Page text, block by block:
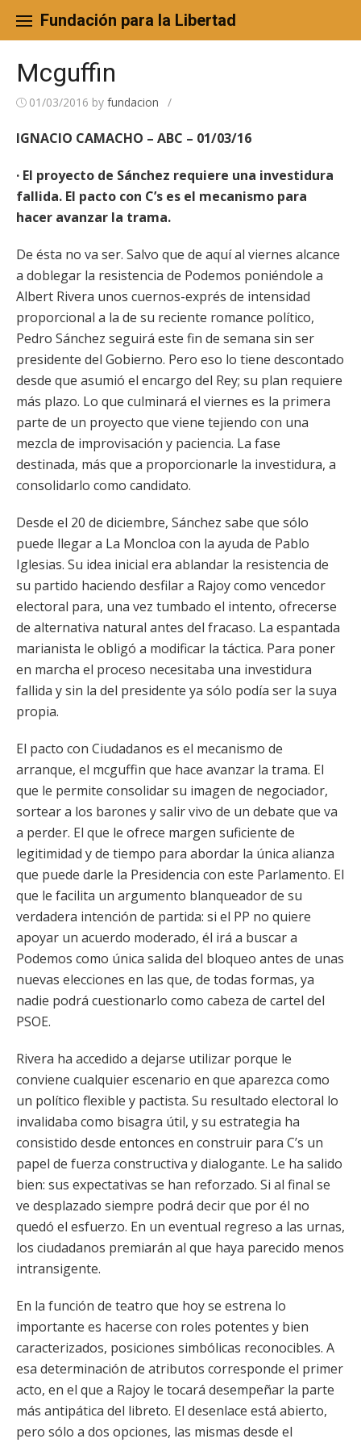
content
Fundación para la Libertad
Mcguffin
01/03/2016 by fundacion /
IGNACIO CAMACHO – ABC – 01/03/16
· El proyecto de Sánchez requiere una investidura
fallida. El pacto con C’s es el mecanismo para
hacer avanzar la trama.
De ésta no va ser. Salvo que de aquí al viernes alcance
a doblegar la resistencia de Podemos poniéndole a
Albert Rivera unos cuernos-exprés de intensidad
proporcional a la de su reciente romance político,
Pedro Sánchez seguirá este fin de semana sin ser
presidente del Gobierno. Pero eso lo tiene descontado
desde que asumió el encargo del Rey; su plan requiere
más plazo. Lo que culminará el viernes es la primera
parte de un proyecto que viene tejiendo con una
mezcla de improvisación y paciencia. La fase
destinada, más que a proporcionarle la investidura, a
consolidarlo como candidato.
Desde el 20 de diciembre, Sánchez sabe que sólo
puede llegar a La Moncloa con la ayuda de Pablo
Iglesias. Su idea inicial era ablandar la resistencia de
su partido haciendo desfilar a Rajoy como vencedor
electoral para, una vez tumbado el intento, ofrecerse
de alternativa natural antes del fracaso. La espantada
marianista le obligó a modificar la táctica. Para poner
en marcha el proceso necesitaba una investidura
fallida y sin la del presidente ya sólo podía ser la suya
propia.
El pacto con Ciudadanos es el mecanismo de
arranque, el mcguffin que hace avanzar la trama. El
que le permite consolidar su imagen de negociador,
sortear a los barones y salir vivo de un debate que va
a perder. El que le ofrece margen suficiente de
legitimidad y de tiempo para abordar la única alianza
que puede darle la Presidencia con este Parlamento. El
que le facilita un argumento blanqueador de su
verdadera intención de partida: si el PP no quiere
apoyar un acuerdo moderado, él irá a buscar a
Podemos como única salida del bloqueo antes de unas
nuevas elecciones en las que, de todas formas, ya
nadie podrá cuestionarlo como cabeza de cartel del
PSOE.
Rivera ha accedido a dejarse utilizar porque le
conviene cualquier escenario en que aparezca como
un político flexible y pactista. Su resultado electoral lo
invalidaba como bisagra útil, y su estrategia ha
consistido desde entonces en construir para C’s un
papel de fuerza constructiva y dialogante. Le ha salido
bien: sus expectativas se han reforzado. Si al final se
ve desplazado siempre podrá decir que por él no
quedó el esfuerzo. En un eventual regreso a las urnas,
los ciudadanos premiarán al que haya parecido menos
intransigente.
En la función de teatro que hoy se estrena lo
importante es hacerse con roles potentes y bien
caracterizados, posiciones simbólicas reconocibles. A
esa determinación de atributos corresponde el primer
acto, en el que a Rajoy le tocará desempeñar la parte
más antipática del libreto. El desenlace está abierto,
pero sólo a dos opciones, las mismas desde el